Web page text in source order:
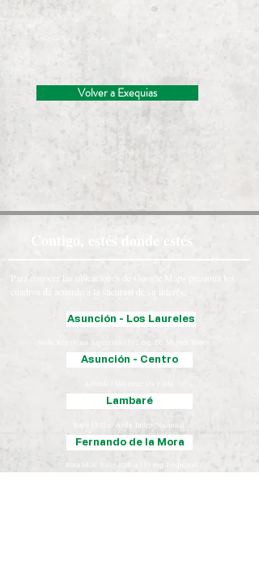
Volver a Exequias
Contigo, estés donde estés
Para conocer las ubicaciones de Google Maps presiona los
cuadros de acuerdo a la sucursal de su interés:
Asunción - Los Laureles
Avda. República Argentina 1512 esq. Dr. Miguel Torres.
Asunción - Centro
Lambaré
Itape 1532 c/ Avda. Indep. Nacional.
Fernando de la Mora
Ruta Mcal. Estigarribia 115 esq. Boquerón.